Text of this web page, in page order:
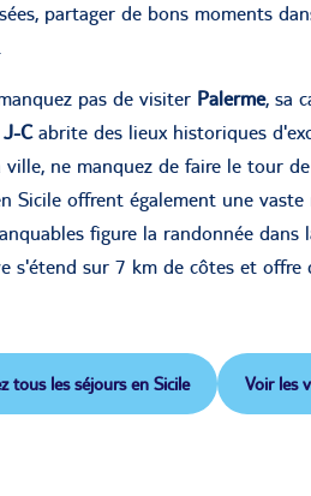
partager de bons moments
pas de visiter Palerme, sa
J-Cabrite des lieux historiques
ne manquez de faire le tour
Sicile offrent également une
figure la randonnée dans
s'étend sur 7 km de côtes et offre
tous les séjours en Sicile Voir les